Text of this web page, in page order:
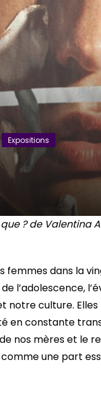
Expositions
que ? de Valentina
femmes dans la
l’adolescence,
notre culture.
en constante
nos mères et le
une part